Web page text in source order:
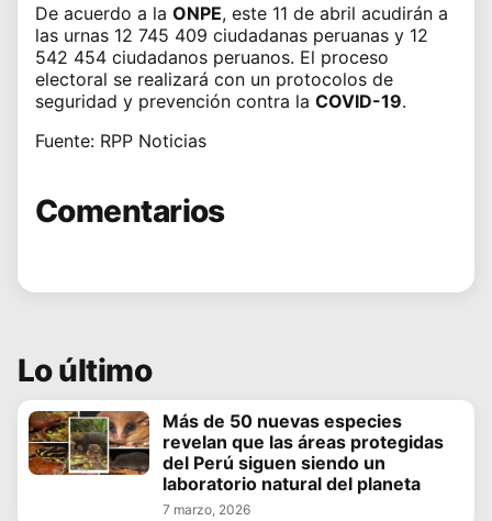
De acuerdo a la ONPE, este 11 de abril acudirán a
las urnas 12 745 409 ciudadanas peruanas y 12
542 454 ciudadanos peruanos. El proceso
electoral se realizará con un protocolos de
seguridad y prevención contra la COVID-19.
Fuente: RPP Noticias
Comentarios
Lo último
Más de 50 nuevas especies
revelan que las áreas protegidas
del Perú siguen siendo un
laboratorio natural del planeta
7 marzo, 2026